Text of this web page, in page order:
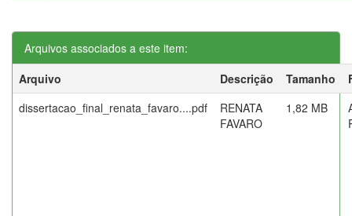
Arquivos associados a este item:
Arquivo
Descrição Tamanho
dissertacao_final_renata_favaro....pdf
RENATA
FAVARO
1,82 MB